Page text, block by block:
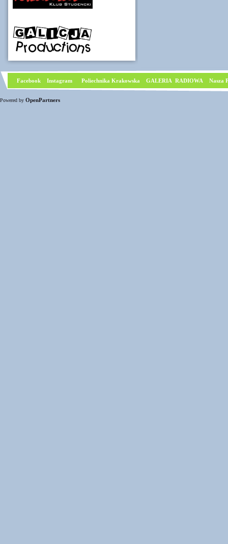
Facebook Instagram Poliechnika Krakowska GALERIA RADIOWA Nasza
Powered by OpenPartners